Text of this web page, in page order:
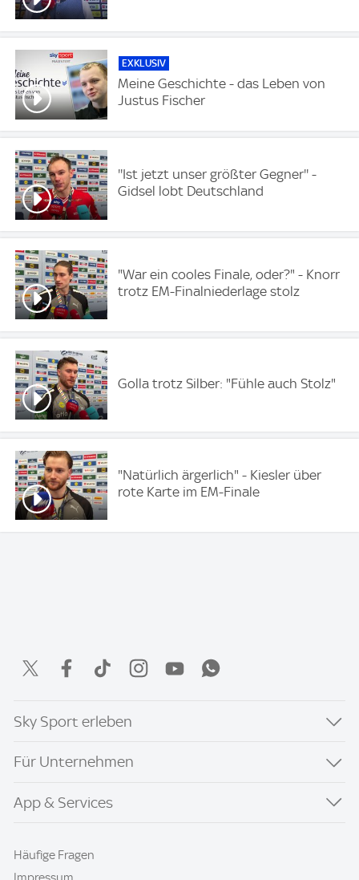
EXKLUSIV
Meine Geschichte - das Leben von
Justus Fischer
''Ist jetzt unser größter Gegner'' -
Gidsel lobt Deutschland
"War ein cooles Finale, oder?" - Knorr
trotz EM-Finalniederlage stolz
Golla trotz Silber: "Fühle auch Stolz"
"Natürlich ärgerlich" - Kiesler über
rote Karte im EM-Finale
Sky Sport erleben
Für Unternehmen
App & Services
Häufige Fragen